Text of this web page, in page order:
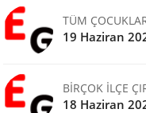
TÜM
19 Haziran
BİRÇOK İLÇE
18 Haziran